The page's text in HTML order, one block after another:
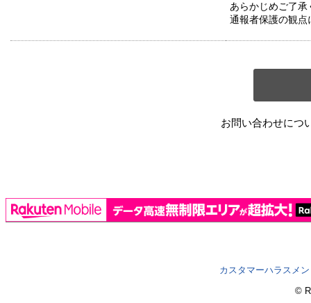
あらかじめご了承
通報者保護の観点
お問い合わせにつ
カスタマーハラスメ
©